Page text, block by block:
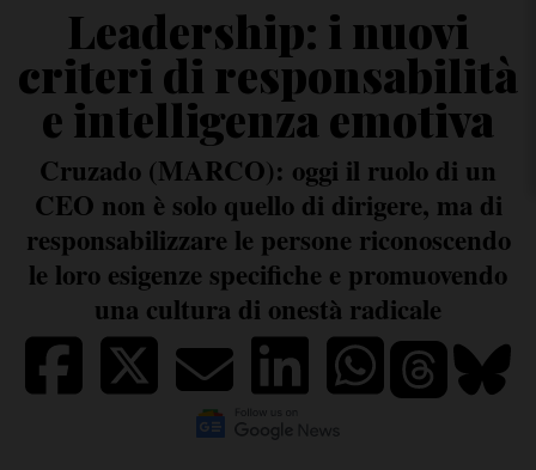
Leadership: i nuovi
criteri di responsabilità
e intelligenza emotiva
Cruzado (MARCO): oggi il ruolo di un
CEO non è solo quello di dirigere, ma di
responsabilizzare le persone riconoscendo
le loro esigenze specifiche e promuovendo
una cultura di onestà radicale